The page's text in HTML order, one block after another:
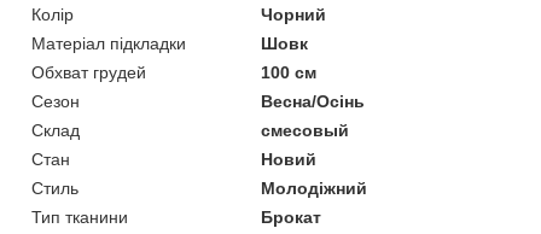
Колір
Чорний
Матеріал підкладки
Шовк
Обхват грудей
100 см
Сезон
Весна/Осінь
Склад
смесовый
Стан
Новий
Стиль
Молодіжний
Тип тканини
Брокат